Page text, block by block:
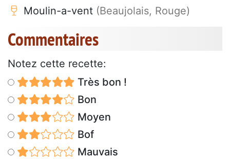
Moulin-a-vent (Beaujolais, Rouge)
Commentaires
Notez cette recette:
Très bon !
Bon
Moyen
Bof
Mauvais